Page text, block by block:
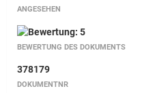
ANGESEHEN
BEWERTUNG DES DOKUMENTS
378179
DOKUMENTNR